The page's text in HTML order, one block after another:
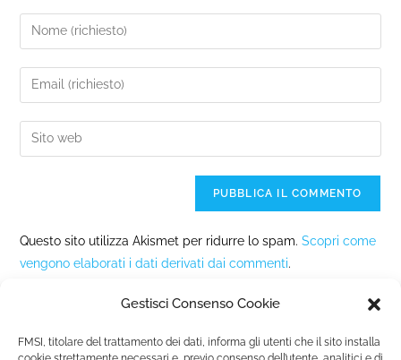
Gestisci Consenso Cookie
FMSI, titolare del trattamento dei dati, informa gli utenti che il sito installa
Questo sito utilizza Akismet per ridurre lo spam.Scopri come
vengono elaborati i dati derivati dai commenti.